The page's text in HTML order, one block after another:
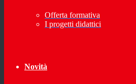
Offerta formativa
I progetti didattici
Novità